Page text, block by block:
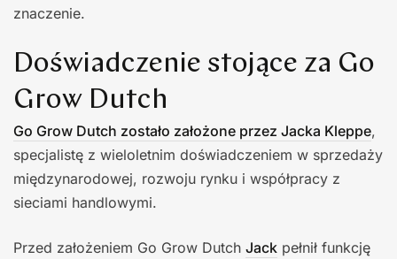
znaczenie.
Doświadczenie stojące za Go
Grow Dutch
Go Grow Dutch zostało założone przez Jacka Kleppe,
specjalistę z wieloletnim doświadczeniem w sprzedaży
międzynarodowej, rozwoju rynku i współpracy z
sieciami handlowymi.
Przed założeniem Go Grow Dutch Jack pełnił funkcję